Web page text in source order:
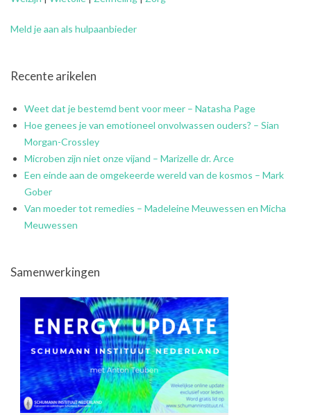
Meld je aan als hulpaanbieder
Recente arikelen
Weet dat je bestemd bent voor meer – Natasha Page
Hoe genees je van emotioneel onvolwassen ouders? – Sian
Morgan-Crossley
Microben zijn niet onze vijand – Marizelle dr. Arce
Een einde aan de omgekeerde wereld van de kosmos – Mark
Gober
Van moeder tot remedies – Madeleine Meuwessen en Micha
Meuwessen
Samenwerkingen